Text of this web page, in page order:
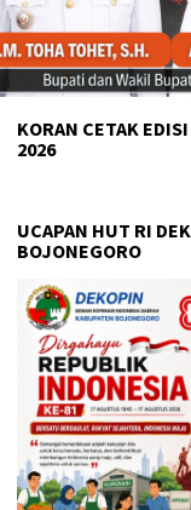
KORAN CETAK
2026
UCAPAN HUT RI
BOJONEGORO